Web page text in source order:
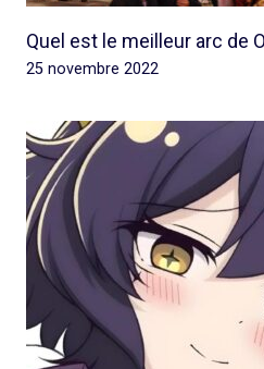
Quel est le meilleur arc de
25 novembre 2022